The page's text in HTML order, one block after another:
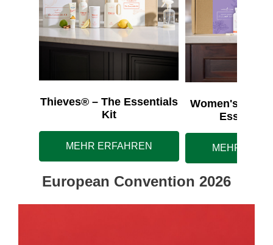
Thieves® – The Essentials
Kit
MEHR ERFAHREN
Women's
MEHR
European Convention 2026